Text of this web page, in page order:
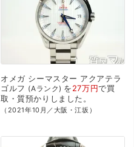
オメガ シーマスター アクアテラ
ゴルフ
Aランク を27万円で買
取・質預かり しました。
（2021年10月／大阪・江坂）